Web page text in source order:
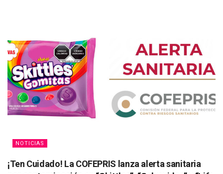
NOTICIAS
¡Ten Cuidado! La COFEPRIS lanza alerta sanitaria